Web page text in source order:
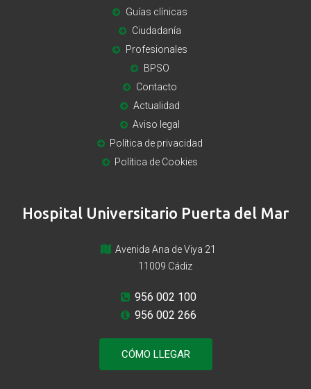
Guías clínicas
Ciudadanía
Profesionales
BPSO
Contacto
Actualidad
Aviso legal
Política de privacidad
Política de Cookies
Hospital Universitario Puerta del Mar
Avenida Ana de Viya 21
11009 Cádiz
956 002 100
956 002 266
CÓMO LLEGAR